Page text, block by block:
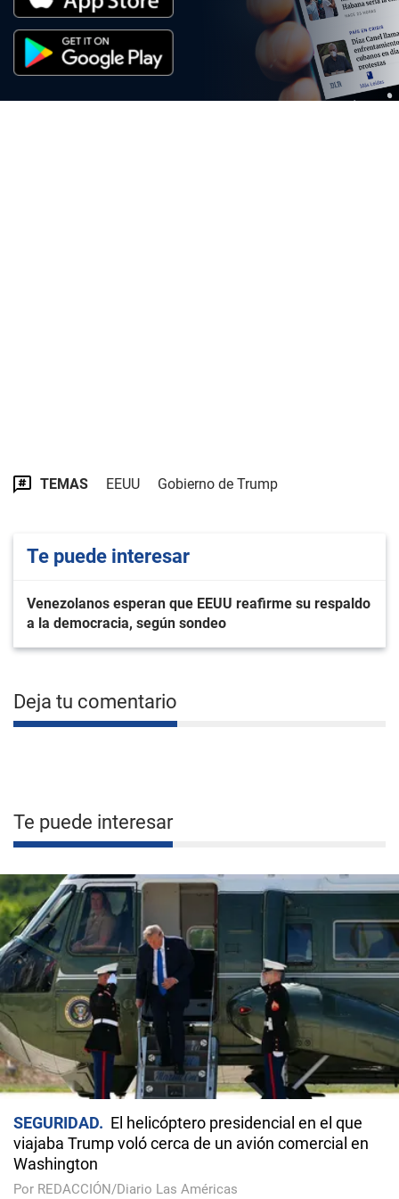
TEMAS EEUU Gobierno de Trump
Te puede interesar
Venezolanos esperan que EEUU reafirme su respaldo
a la democracia, según sondeo
Deja tu comentario
Te puede interesar
SEGURIDAD
El helicóptero presidencial en el que
viajaba Trump voló cerca de un avión comercial en
Washington
Por REDACCIÓN/Diario Las Américas